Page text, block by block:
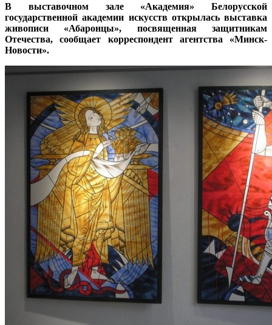
В выставочном зале «Академия» Белорусской
государственной академии искусств открылась выставка
живописи «Абаронцы», посвященная защитникам
Отечества, сообщает корреспондент агентства «Минск-
Новости».